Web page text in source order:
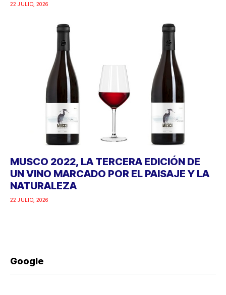
22 JULIO, 2026
MUSCO 2022, LA TERCERA EDICIÓN DE
UN VINO MARCADO POR EL PAISAJE Y LA
NATURALEZA
22 JULIO, 2026
Google